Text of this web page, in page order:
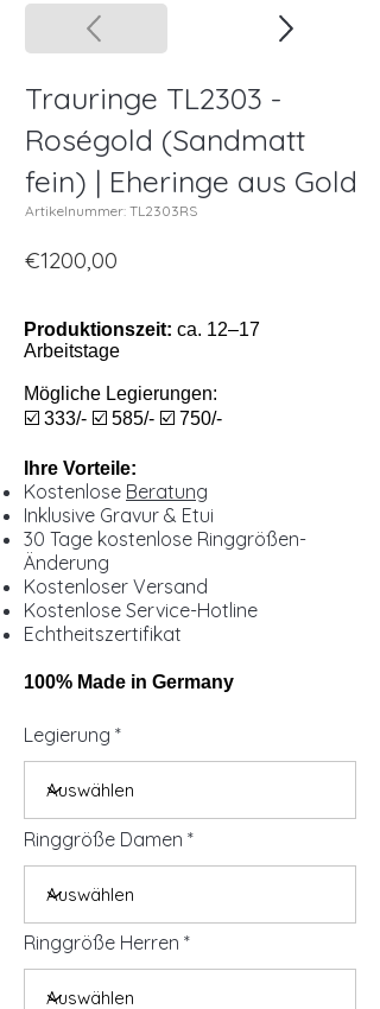
Trauringe TL2303 -
Roségold (Sandmatt
fein) | Eheringe aus Gold
Artikelnummer: TL2303RS
€1200,00
Produktionszeit: ca. 12–17
Arbeitstage
Mögliche Legierungen:
☑️ 333/- ☑️ 585/- ☑️ 750/-
Ihre Vorteile:
Kostenlose Beratung
Inklusive Gravur & Etui
30 Tage kostenlose Ringgrößen-
Änderung
Kostenloser Versand
Kostenlose Service-Hotline
Echtheitszertifikat
100% Made in Germany
Legierung
Ringgröße Damen
Ringgröße Herren